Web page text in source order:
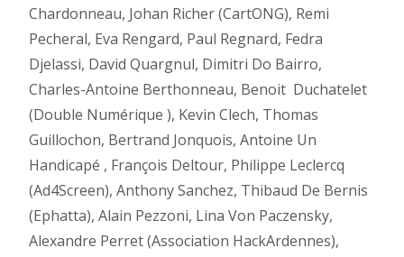
Chardonneau, Johan Richer (CartONG), Remi
Pecheral, Eva Rengard, Paul Regnard, Fedra
Djelassi, David Quargnul, Dimitri Do Bairro,
Charles-Antoine Berthonneau, Benoit Duchatelet
(Double Numérique ), Kevin Clech, Thomas
Guillochon, Bertrand Jonquois, Antoine Un
Handicapé , François Deltour, Philippe Leclercq
(Ad4Screen), Anthony Sanchez, Thibaud De Bernis
(Ephatta), Alain Pezzoni, Lina Von Paczensky,
Alexandre Perret (Association HackArdennes),